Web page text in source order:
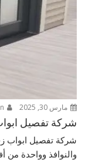
مارس 30, 2025
شركة تفصيل ابواب
شركة تفصيل ابواب
والنوافذ وواحدة